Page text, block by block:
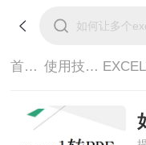
首页> 使用技巧>